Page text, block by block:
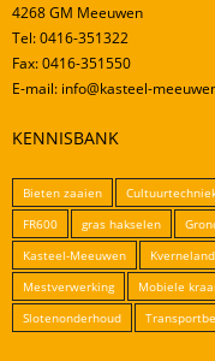
4268 GM Meeuwen
Tel: 0416-351322
Fax: 0416-351550
E-mail: info@kasteel-
KENNISBANK
Bieten zaaien
FR600
gras hakselen
Kasteel-Meeuwen
Kverneland
Mestverwerking
Mobiele
Slotenonderhoud